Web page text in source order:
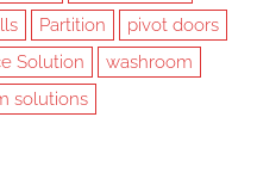
Partition
pivot doors
Solution
washroom
solutions